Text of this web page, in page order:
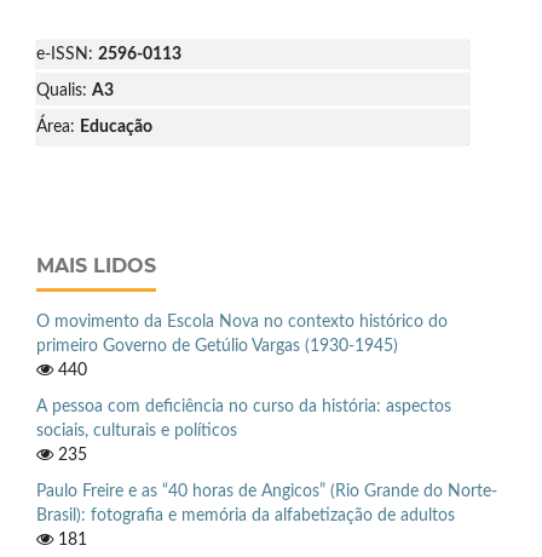
e-ISSN: 2596-0113
Qualis: A3
Área: Educação
MAIS LIDOS
O movimento da Escola Nova no contexto histórico do
primeiro Governo de Getúlio Vargas (1930-1945)
440
A pessoa com deficiência no curso da história: aspectos
sociais, culturais e políticos
235
Paulo Freire e as “40 horas de Angicos” (Rio Grande do Norte-
Brasil): fotografia e memória da alfabetização de adultos
181